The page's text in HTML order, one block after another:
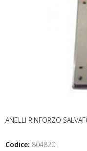
ANELLI RINFORZO
Codice: 804820